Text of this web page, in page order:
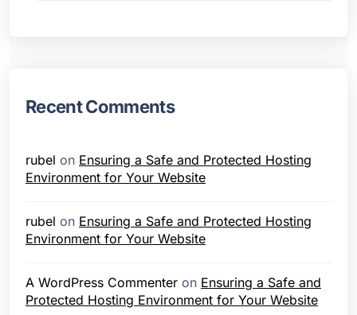
Recent Comments
rubel on Ensuring a Safe and Protected Hosting
Environment for Your Website
rubel on Ensuring a Safe and Protected Hosting
Environment for Your Website
A WordPress Commenter on Ensuring a Safe and
Protected Hosting Environment for Your Website